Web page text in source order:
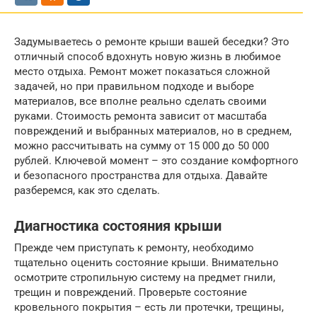
Задумываетесь о ремонте крыши вашей беседки? Это
отличный способ вдохнуть новую жизнь в любимое
место отдыха. Ремонт может показаться сложной
задачей, но при правильном подходе и выборе
материалов, все вполне реально сделать своими
руками. Стоимость ремонта зависит от масштаба
повреждений и выбранных материалов, но в среднем,
можно рассчитывать на сумму от 15 000 до 50 000
рублей. Ключевой момент – это создание комфортного
и безопасного пространства для отдыха. Давайте
разберемся, как это сделать.
Диагностика состояния крыши
Прежде чем приступать к ремонту, необходимо
тщательно оценить состояние крыши. Внимательно
осмотрите стропильную систему на предмет гнили,
трещин и повреждений. Проверьте состояние
кровельного покрытия – есть ли протечки, трещины,